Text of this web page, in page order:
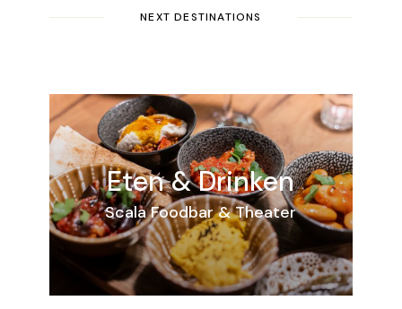
NEXT DESTINATIONS
Eten & Drinken
Scala Foodbar & Theater